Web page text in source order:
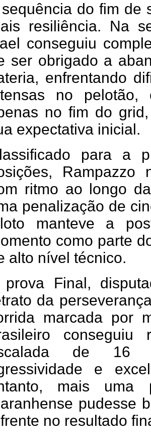
do fim de
resiliência. Na
conseguiu
ser obrigado a
enfrentando
no
no fim do
expectativa inicial.
para a
Rampazzo
ritmo ao longo
penalização de
manteve a
como parte
alto nível técnico.
prova Final,
da
marcada por
conseguiu
de 16
e
mais uma
pudesse
no resultado